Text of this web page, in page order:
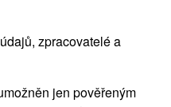
zpracovatelé a
jen pověřeným